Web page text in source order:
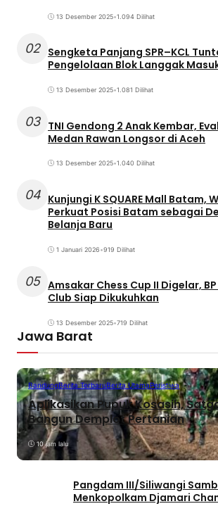
13 Desember 2025•1.094 Dilihat
02 Sengketa Panjang SPR–KCL
Pengelolaan Blok Langgak
13 Desember 2025•1.081 Dilihat
03 TNI Gendong 2 Anak Kembar,
Medan Rawan Longsor di Aceh
13 Desember 2025•1.040 Dilihat
04 Kunjungi K SQUARE Mall Batam,
Perkuat Posisi Batam sebagai
Belanja Baru
1 Januari 2026•919 Dilihat
05 Amsakar Chess Cup II Digelar,
Club Siap Dikukuhkan
13 Desember 2025•719 Dilihat
Jawa Barat
BandungBerita TerbaruBerita UtamaPeristiwa
Aplikasikan Pupuk Kosasih,
Bangun Demplot Pertanian
10 jam lalu
Pangdam III/Siliwangi
Menkopolkam Djamari